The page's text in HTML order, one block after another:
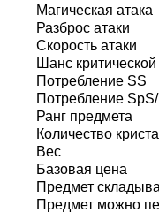
Магическая атака
Разброс атаки
Скорость атаки
Шанс критической
Потребление SS
Потребление
Ранг предмета
Количество
Вес
Базовая цена
Предмет
Предмет можно